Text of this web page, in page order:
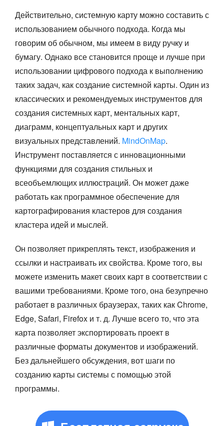
Действительно, системную карту можно составить с
использованием обычного подхода. Когда мы
говорим об обычном, мы имеем в виду ручку и
бумагу. Однако все становится проще и лучше при
использовании цифрового подхода к выполнению
таких задач, как создание системной карты. Один из
классических и рекомендуемых инструментов для
создания системных карт, ментальных карт,
диаграмм, концептуальных карт и других
визуальных представлений. MindOnMap.
Инструмент поставляется с инновационными
функциями для создания стильных и
всеобъемлющих иллюстраций. Он может даже
работать как программное обеспечение для
картографирования кластеров для создания
кластера идей и мыслей.
Он позволяет прикреплять текст, изображения и
ссылки и настраивать их свойства. Кроме того, вы
можете изменить макет своих карт в соответствии с
вашими требованиями. Кроме того, она безупречно
работает в различных браузерах, таких как Chrome,
Edge, Safari, Firefox и т. д. Лучше всего то, что эта
карта позволяет экспортировать проект в
различные форматы документов и изображений.
Без дальнейшего обсуждения, вот шаги по
созданию карты системы с помощью этой
программы.